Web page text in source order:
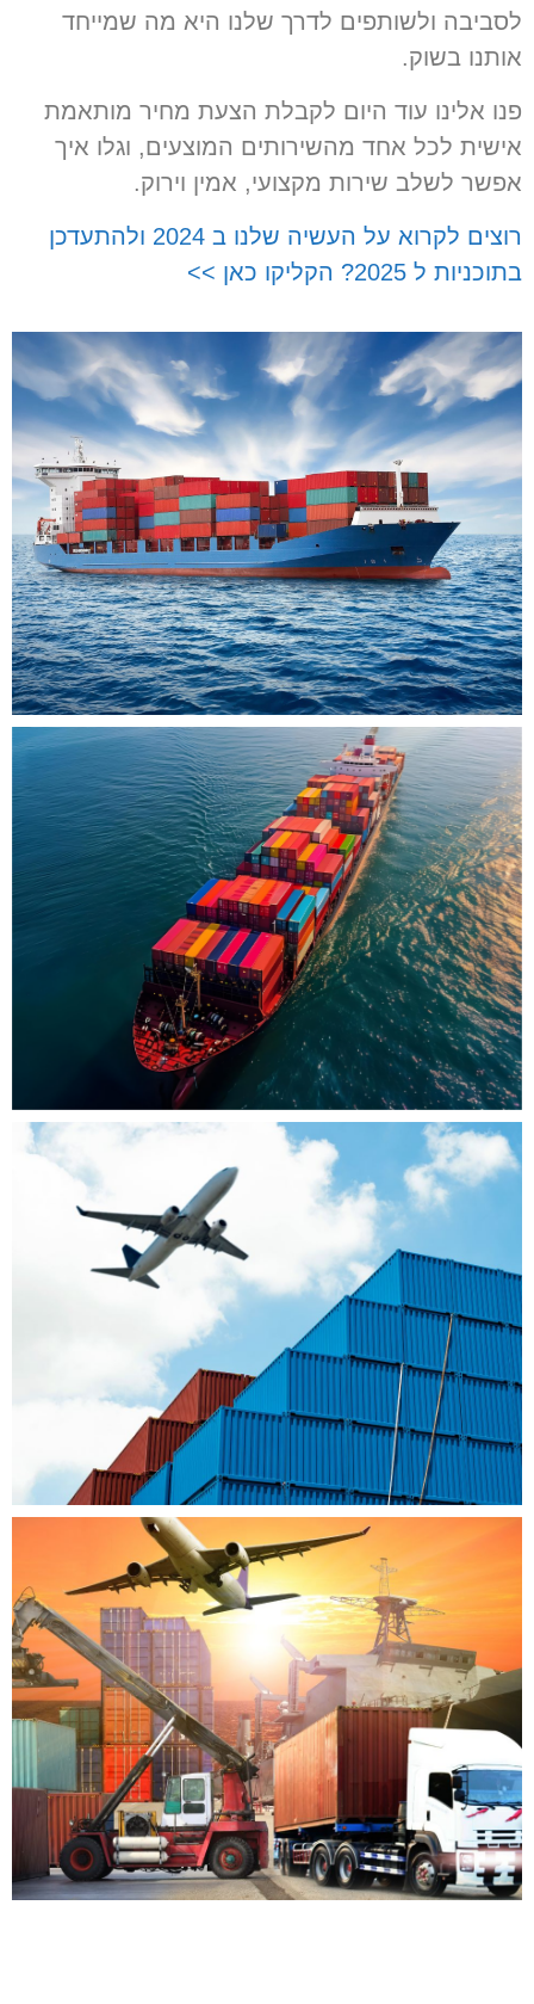
ולשותפים לדרך שלנו היא מה שמייחד
בשוק.
אלינו עוד היום לקבלת הצעת מחיר מותאמת
לכל אחד מהשירותים המוצעים, וגלו איך
לשלב שירות מקצועי, אמין וירוק.
רוצים לקרוא על העשיה שלנו ב 2024 ולהתעדכן
ל 2025? הקליקו כאן >>